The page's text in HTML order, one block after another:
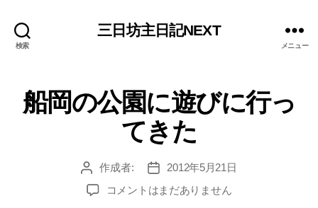
検索
三日坊主日記NEXT
メニュー
船岡の公園に遊びに行っ
てきた
投
稿
者
作成者:
投
稿
日
2012年5月21日
船
コメントはまだありません